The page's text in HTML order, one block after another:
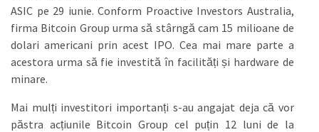
ASIC pe 29 iunie. Conform Proactive Investors Australia,
firma Bitcoin Group urma să stârngă cam 15 milioane de
dolari americani prin acest IPO. Cea mai mare parte a
acestora urma să fie investită în facilități și hardware de
minare.
Mai mulți investitori importanți s-au angajat deja că vor
păstra acțiunile Bitcoin Group cel puțin 12 luni de la